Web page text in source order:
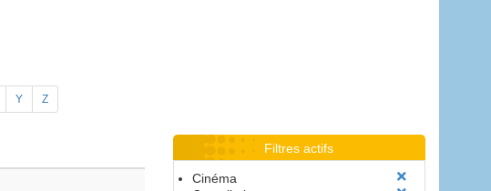
Y Z
Filtres actifs
Cinéma